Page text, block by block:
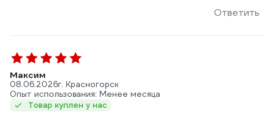
Ответить
Максим
08.06.2026г. Красногорск
Опыт использования: Менее месяца
Товар куплен у нас